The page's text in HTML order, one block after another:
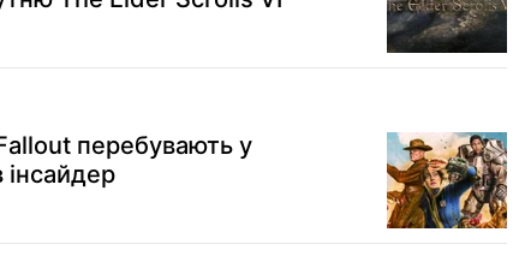
перебувають у
інсайдер